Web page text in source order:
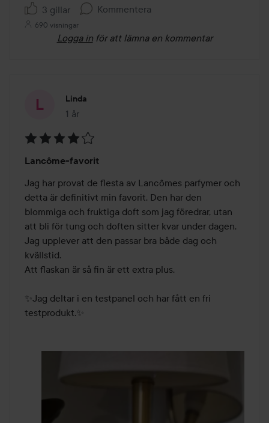
3 gillar Kommentera
690 visningar
Logga in för att lämna en kommentar
Linda
1 år
Inlägget skapades 1 år
4
av
5
Lancôme-favorit
Jag har provat de flesta av Lancômes parfymer och
detta är definitivt min favorit. Den har den
blommiga och fruktiga doft som jag föredrar, utan
att bli för tung och doften sitter kvar under dagen.
Jag upplever att den passar bra både dag och
kvällstid.
Att flaskan är så fin är ett extra plus.
✨Jag deltar i en testpanel och har fått en fri
testprodukt.✨